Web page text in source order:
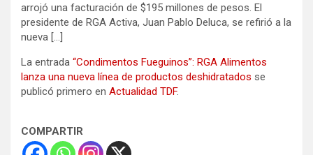
arrojó una facturación de $195 millones de pesos. El
presidente de RGA Activa, Juan Pablo Deluca, se refirió a la
nueva […]
La entrada “Condimentos Fueguinos”: RGA Alimentos
lanza una nueva línea de productos deshidratados se
publicó primero en Actualidad TDF.
COMPARTIR